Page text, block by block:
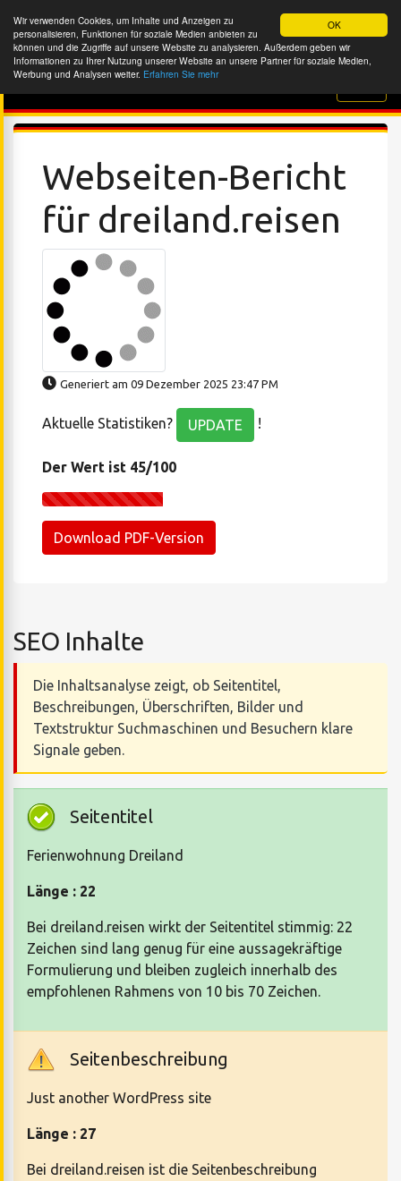
OK
Wir verwenden Cookies, um Inhalte und Anzeigen zu
personalisieren, Funktionen für soziale Medien anbieten zu
können und die Zugriffe auf unsere Website zu analysieren. Außerdem geben wir
Informationen zu Ihrer Nutzung unserer Website an unsere Partner für soziale Medien,
Werbung und Analysen weiter. Erfahren Sie mehr
Website-Überprüfung
Webseiten-Bericht
für dreiland.reisen
Generiert am 09 Dezember 2025 23:47 PM
Aktuelle Statistiken? UPDATE !
Der Wert ist 45/100
Download PDF-Version
SEO Inhalte
Die Inhaltsanalyse zeigt, ob Seitentitel,
Beschreibungen, Überschriften, Bilder und
Textstruktur Suchmaschinen und Besuchern klare
Signale geben.
Seitentitel
Ferienwohnung Dreiland
Länge : 22
Bei dreiland.reisen wirkt der Seitentitel stimmig: 22
Zeichen sind lang genug für eine aussagekräftige
Formulierung und bleiben zugleich innerhalb des
empfohlenen Rahmens von 10 bis 70 Zeichen.
Seitenbeschreibung
Just another WordPress site
Länge : 27
Bei dreiland.reisen ist die Seitenbeschreibung